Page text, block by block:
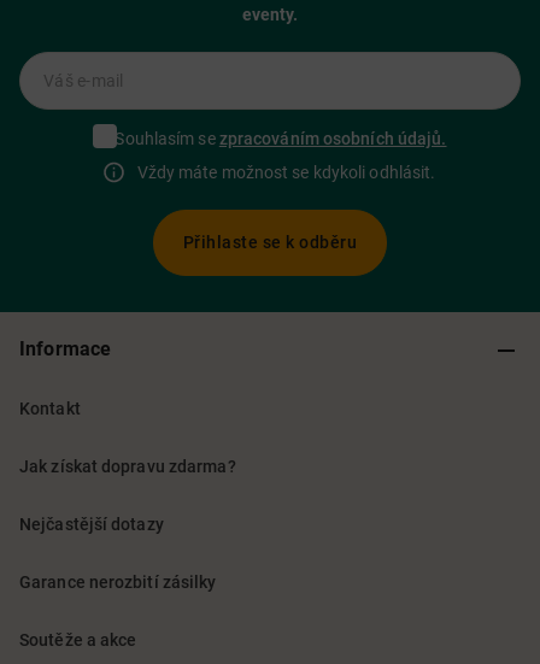
eventy.
Váš e-mail
Souhlasím sezpracováním osobních údajů.
Vždy máte možnost se kdykoli odhlásit.
Přihlaste se k odběru
Informace
Kontakt
Jak získat dopravu zdarma?
Nejčastější dotazy
Garance nerozbití zásilky
Soutěže a akce